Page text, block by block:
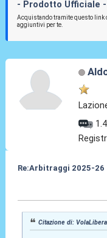
- Prodotto Ufficiale
Acquistando tramite questo link
aggiuntivi per te.
Re:Arbitraggi 2025-26
Citazione di: